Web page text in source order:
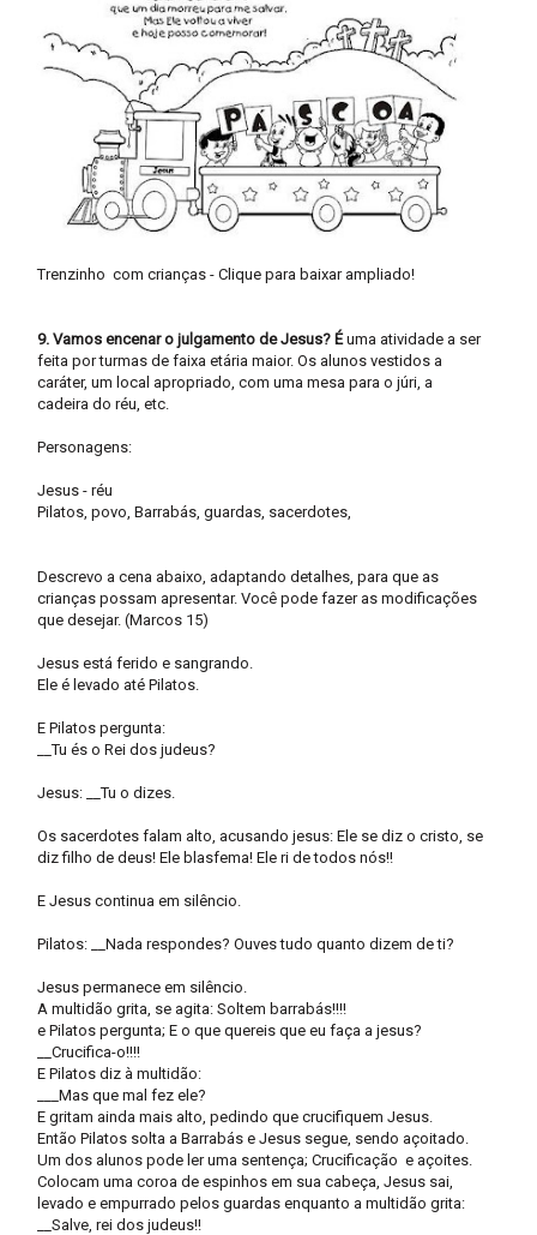
Trenzinho com crianças - Clique para baixar ampliado!
9. Vamos encenar o julgamento de Jesus? Éuma atividade a ser
feita por turmas de faixa etária maior. Os alunos vestidos a
caráter, um local apropriado, com uma mesa para o júri, a
cadeira do réu, etc.
Personagens:
Jesus - réu
Pilatos, povo, Barrabás, guardas, sacerdotes,
Descrevo a cena abaixo, adaptando detalhes, para que as
crianças possam apresentar. Você pode fazer as modificações
que desejar. (Marcos 15)
Jesus está ferido e sangrando.
Ele é levado até Pilatos.
E Pilatos pergunta:
__Tu és o Rei dos judeus?
Jesus: __Tu o dizes.
Os sacerdotes falam alto, acusando jesus: Ele se diz o cristo, se
diz filho de deus! Ele blasfema! Ele ri de todos nós!!
E Jesus continua em silêncio.
Pilatos: __Nada respondes? Ouves tudo quanto dizem de ti?
Jesus permanece em silêncio.
A multidão grita, se agita: Soltem barrabás!!!!
e Pilatos pergunta; E o que quereis que eu faça a jesus?
__Crucifica-o!!!!
E Pilatos diz à multidão:
___Mas que mal fez ele?
E gritam ainda mais alto, pedindo que crucifiquem Jesus.
Então Pilatos solta a Barrabás e Jesus segue, sendo açoitado.
Um dos alunos pode ler uma sentença; Crucificação e açoites.
Colocam uma coroa de espinhos em sua cabeça, Jesus sai,
levado e empurrado pelos guardas enquanto a multidão grita:
__Salve, rei dos judeus!!